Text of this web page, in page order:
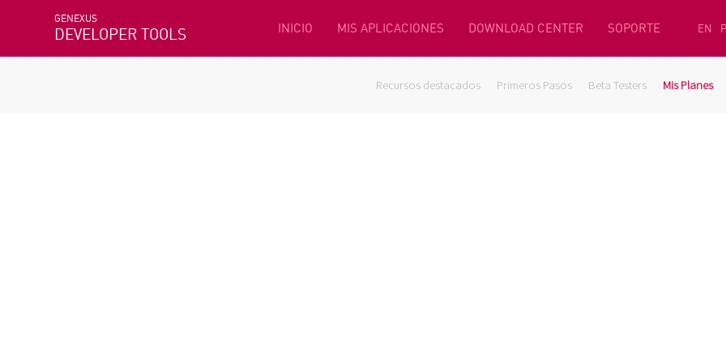
GENEXUS
DEVELOPER TOOLS INICIO MIS APLICACIONES DOWNLOAD CENTER SOPORTE EN
Recursos destacados Primeros Pasos Beta Testers Mis Planes